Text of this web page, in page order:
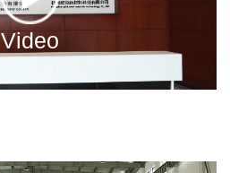
Video